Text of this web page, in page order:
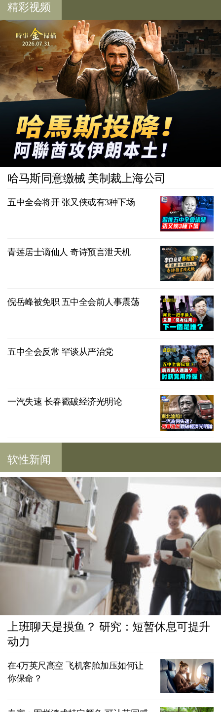
精彩视频
哈马斯同意缴械 美制裁上海公司
五中全会将开 张又侠或有3种下场
青莲居士谪仙人 奇诗预言泄天机
倪岳峰被免职 五中全会前人事震荡
五中全会反常 罕谈从严治党
一汽失速 长春戳破经济光明论
软性新闻
上班聊天是摸鱼？ 研究：短暂休息可提升
动力
在4万英尺高空 飞机客舱加压如何让
你保命？